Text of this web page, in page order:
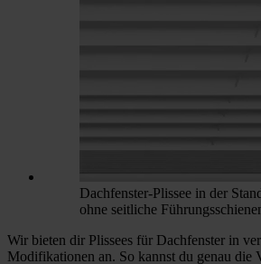
Dachfenster-Plissee in der
ohne seitliche
Wir bieten dir Plissees für Dachfenster in
Modifikationen an. So kannst du genau die